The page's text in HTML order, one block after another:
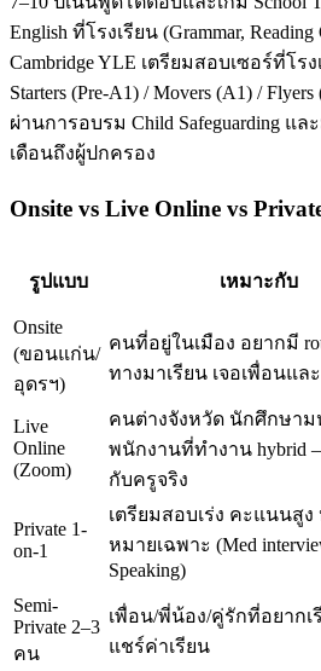
English ที่โรงเรียน (Grammar, Reading
Cambridge YLE เตรียมสอบเซอร์ที่โ
Starters (Pre-A1) / Movers (A1) /
ผ่านการอบรม Child Safeguarding แ
เดือนถึงผู้ปกครอง
Onsite vs Live Online vs
รูปแบบ เหมาะกับ
Onsite
(ขอนแก่น/
อุดรฯ)
คนที่อยู่ในเมือง อยากมี
ทางมาเรียน เจอเพื่อนแล
Live
Online
(Zoom)
คนต่างจังหวัด นักศึกษาม
พนักงานที่ทำงาน hybrid
กับครูจริง
Private 1-
on-1
เตรียมสอบเร่ง คะแนนสูง
หมายเฉพาะ (Med
Speaking)
Semi-
Private 2–3
คน
เพื่อน/พี่น้อง/คู่รักที่อยากเ
แชร์ค่าเรียน